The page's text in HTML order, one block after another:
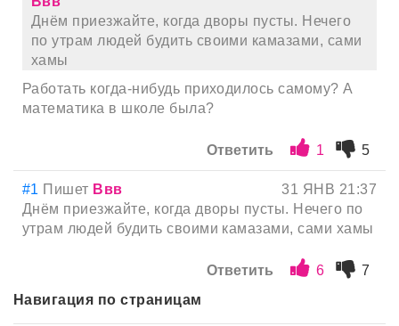
Днём приезжайте, когда дворы пусты. Нечего
по утрам людей будить своими камазами, сами
хамы
Работать когда-нибудь приходилось самому? А
математика в школе была?
Ответить 1 5
#1 Пишет Ввв
31 ЯНВ 21:37
Днём приезжайте, когда дворы пусты. Нечего по
утрам людей будить своими камазами, сами хамы
Ответить 6
7
Навигация по страницам